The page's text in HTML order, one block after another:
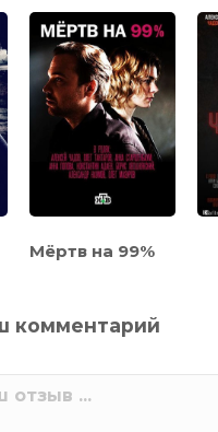
Мёртв на 99%
комментарий